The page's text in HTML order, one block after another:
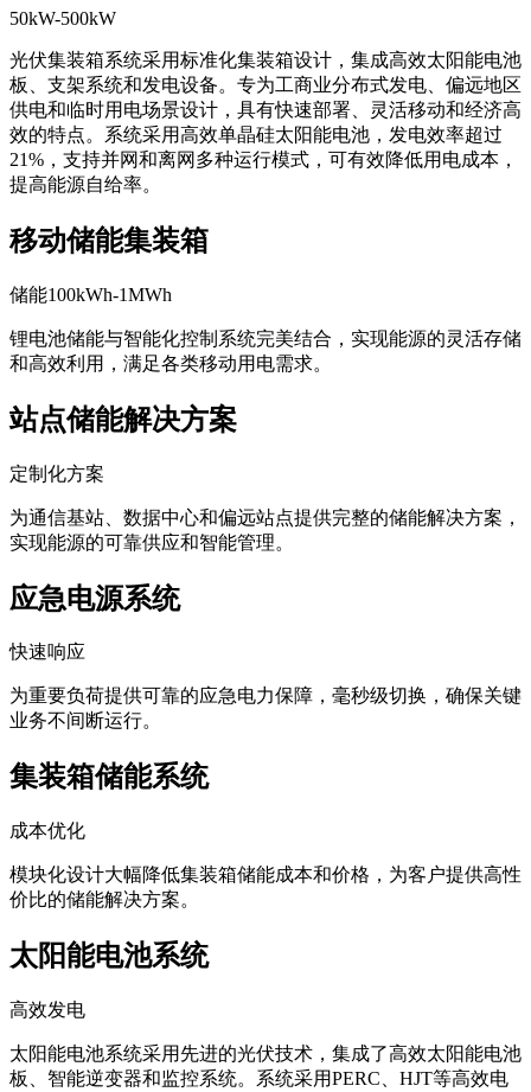
50kW-500kW
光伏集装箱系统采用标准化集装箱设计，集成高效太阳能电池
板、支架系统和发电设备。专为工商业分布式发电、偏远地区
供电和临时用电场景设计，具有快速部署、灵活移动和经济高
效的特点。系统采用高效单晶硅太阳能电池，发电效率超过
21%，支持并网和离网多种运行模式，可有效降低用电成本，
提高能源自给率。
移动储能集装箱
储能100kWh-1MWh
锂电池储能与智能化控制系统完美结合，实现能源的灵活存储
和高效利用，满足各类移动用电需求。
站点储能解决方案
定制化方案
为通信基站、数据中心和偏远站点提供完整的储能解决方案，
实现能源的可靠供应和智能管理。
应急电源系统
快速响应
为重要负荷提供可靠的应急电力保障，毫秒级切换，确保关键
业务不间断运行。
集装箱储能系统
成本优化
模块化设计大幅降低集装箱储能成本和价格，为客户提供高性
价比的储能解决方案。
太阳能电池系统
高效发电
太阳能电池系统采用先进的光伏技术，集成了高效太阳能电池
板、智能逆变器和监控系统。系统采用PERC、HJT等高效电